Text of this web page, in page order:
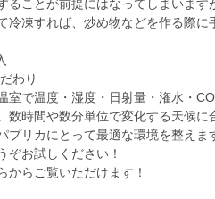
ることが前提にはなってしまいま
冷凍すれば、炒め物などを作る際に
わり
室で温度・湿度・日射量・潅水・
数時間や数分単位で変化する天候
プリカにとって最適な環境を整え
ぞお試しください！
らご覧いただけます！